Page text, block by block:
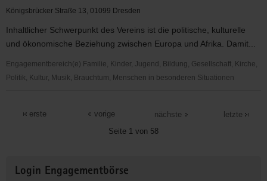
e.V.
Königsbrücker Straße 13, 01099 Dresden
Inhaltlicher Schwerpunkt des Vereins ist die politische, kulturelle
und ökonomische Beziehung zwischen Europa und Afrika. Damit...
Engagementbereich(e) Familie, Kinder, Jugend, Bildung, Gesellschaft, Kirche,
Politik, Kultur, Musik, Brauchtum, Menschen in besonderen Situationen
erste
vorige
Seite 1 von 58
nächste letzte
Informationen
Login Engagementbörse